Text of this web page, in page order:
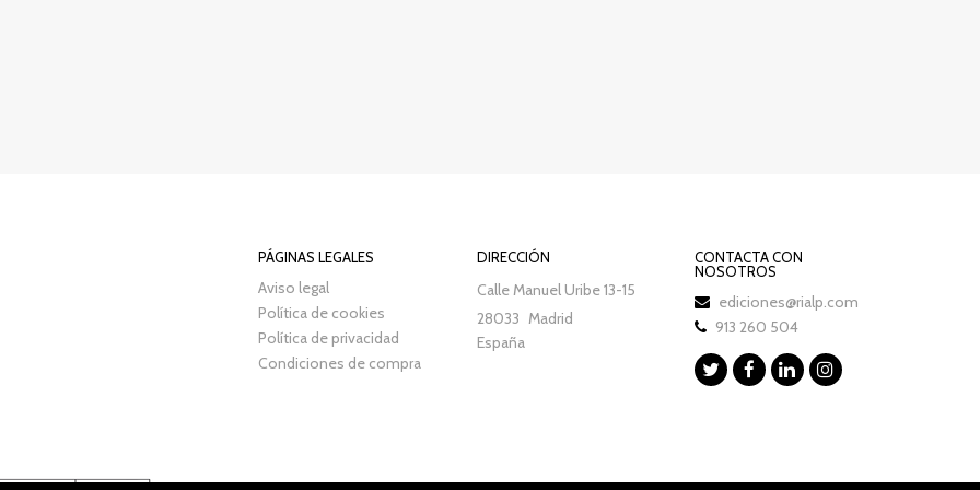
PÁGINAS LEGALES
Aviso legal
Política de cookies
Política de privacidad
Condiciones de compra
DIRECCIÓN
Calle Manuel Uribe 13-15
28033 Madrid
España
CONTACTA CON
NOSOTROS
ediciones@rialp.com
913 260 504